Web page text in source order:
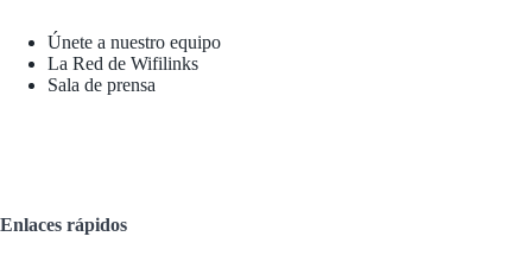
Únete a nuestro equipo
La Red de Wifilinks
Sala de prensa
Enlaces rápidos